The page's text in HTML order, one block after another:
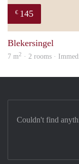
€ 145
Blekersingel
7 m2 · 2 rooms ·
Couldn't find